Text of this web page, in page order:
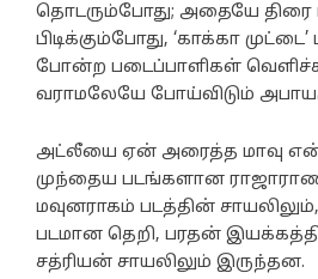
தொடரும்போது; அதையே திரை
பிடிக்கும்போது, ‘காக்கா
போன்ற படைப்பாளிகள்
வராமலேயே போய்விடும்
அட்லீயை ஏன் அரைத்த மாவு
முந்தைய படங்களான
மவுனராகம் படத்தின்
படமான தெறி, பரதன்
சத்ரியன் சாயலிலும் இருந்தன.